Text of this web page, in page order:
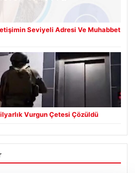
Seviyeli Adresi Ve Muhabbet
Vurgun Çetesi Çözüldü